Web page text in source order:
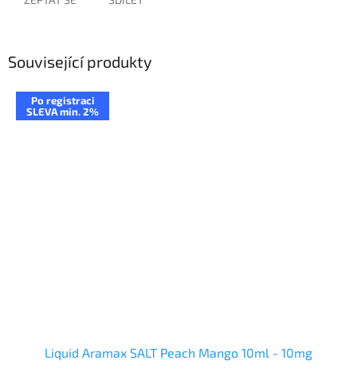
Související produkty
Po registraci
SLEVA min. 2%
Liquid Aramax SALT Peach Mango 10ml - 10mg